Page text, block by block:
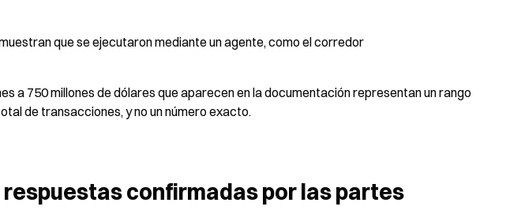
que se ejecutaron mediante un agente, como el corredor
a 750 millones de dólares que aparecen en la documentación representan un rango
de transacciones, y no un número exacto.
respuestas confirmadas por las partes